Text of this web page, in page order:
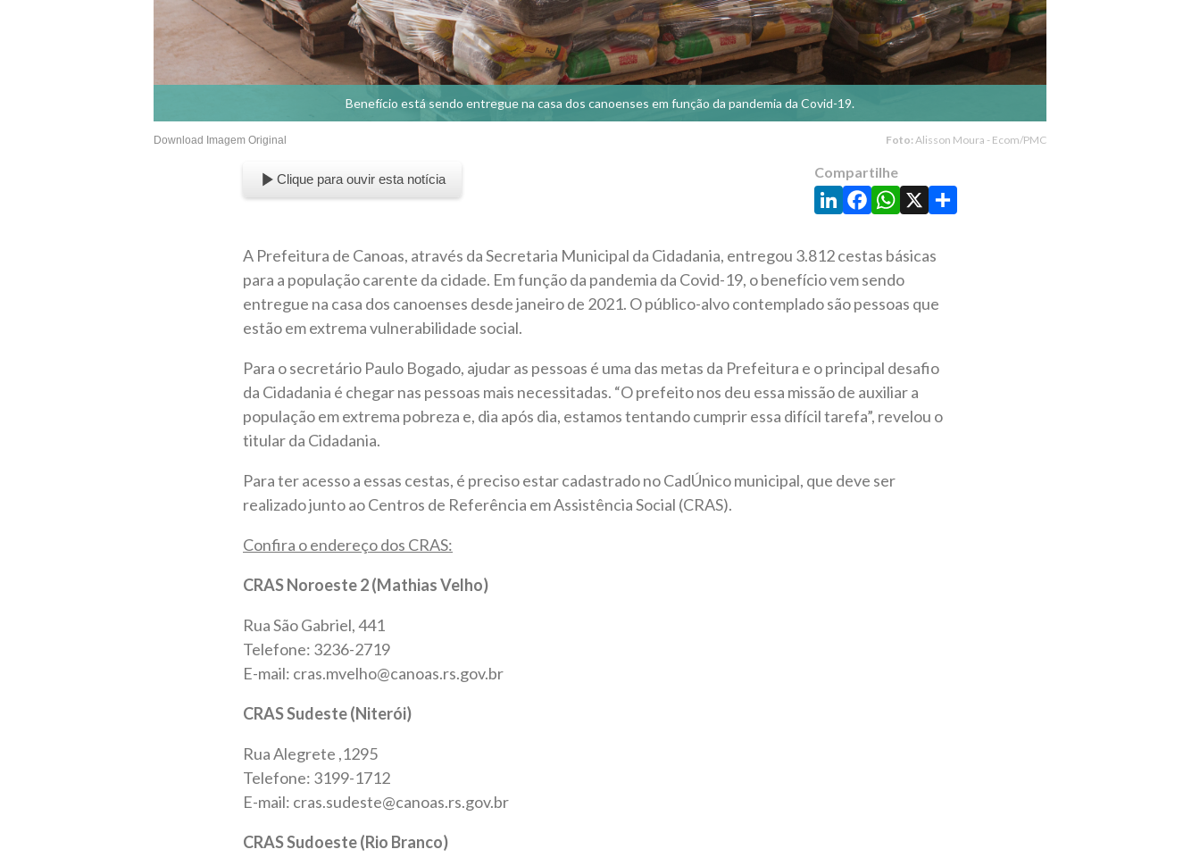
Benefício está sendo entregue na casa dos canoenses em função da pandemia da Covid-19.
Download Imagem Original Foto: Alisson Moura - Ecom/PMC
Clique para ouvir esta notícia Compartilhe
LinkedIn
Facebook
WhatsApp
X Share
A Prefeitura de Canoas, através da Secretaria Municipal da Cidadania, entregou 3.812 cestas básicas
para a população carente da cidade. Em função da pandemia da Covid-19, o benefício vem sendo
entregue na casa dos canoenses desde janeiro de 2021. O público-alvo contemplado são pessoas que
estão em extrema vulnerabilidade social.
Para o secretário Paulo Bogado, ajudar as pessoas é uma das metas da Prefeitura e o principal desafio
da Cidadania é chegar nas pessoas mais necessitadas. “O prefeito nos deu essa missão de auxiliar a
população em extrema pobreza e, dia após dia, estamos tentando cumprir essa difícil tarefa”, revelou o
titular da Cidadania.
Para ter acesso a essas cestas, é preciso estar cadastrado no CadÚnico municipal, que deve ser
realizado junto ao Centros de Referência em Assistência Social (CRAS).
Confira o endereço dos CRAS:
CRAS Noroeste 2 (Mathias Velho)
Rua São Gabriel, 441
Telefone: 3236-2719
E-mail: cras.mvelho@canoas.rs.gov.br
CRAS Sudeste (Niterói)
Rua Alegrete ,1295
Telefone: 3199-1712
E-mail: cras.sudeste@canoas.rs.gov.br
CRAS Sudoeste (Rio Branco)